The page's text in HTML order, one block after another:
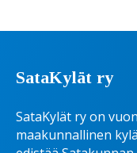
SataKylät ry
SataKylät ry on
maakunnallinen